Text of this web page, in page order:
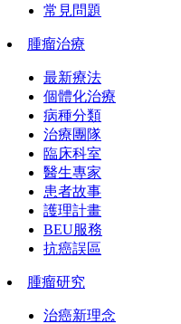
常見問題
腫瘤治療
最新療法
個體化治療
病種分類
治療團隊
臨床科室
醫生專家
患者故事
護理計畫
BEU服務
抗癌誤區
腫瘤研究
治癌新理念